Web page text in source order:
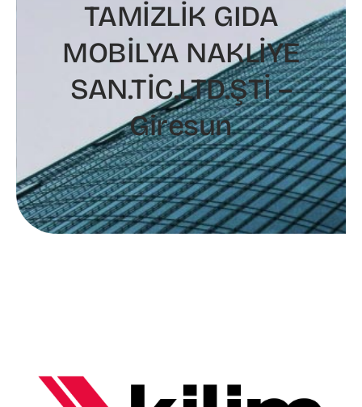
TAMİZLİK GIDA
MOBİLYA NAKLİYE
SAN.TİC.LTD.ŞTİ –
Giresun